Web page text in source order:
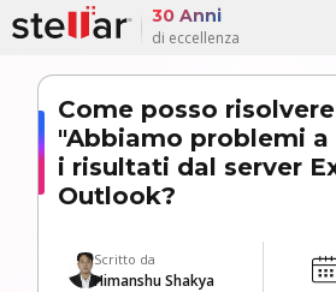
30 Anni
di eccellenza
Come posso
"Abbiamo problemi a
i risultati dal server
Outlook?
Scritto da
Himanshu Shakya